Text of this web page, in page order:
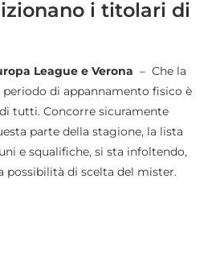
i titolari di
League e Verona – Che la
periodo di appannamento fisico è
tutti. Concorre sicuramente
parte della stagione, la lista
e squalifiche, si sta infoltendo,
possibilità di scelta del mister.